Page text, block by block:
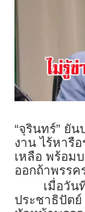
“จุรินทร์” ยั
งาน ไร้หารื
เหลือ พร้อม
ออกถ้าพรรค
เมื่อวัน
ประชาธิปัต